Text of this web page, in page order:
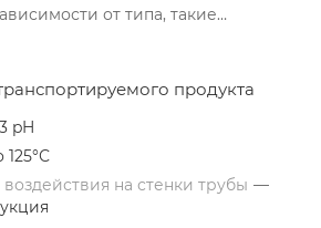
от типа, такие
стандартную эпоксидную
продукта
pH
125°С
на стенки трубы —